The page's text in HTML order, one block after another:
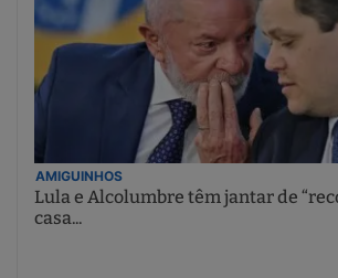
AMIGUINHOS
Lula e Alcolumbre têm jantar de
casa...